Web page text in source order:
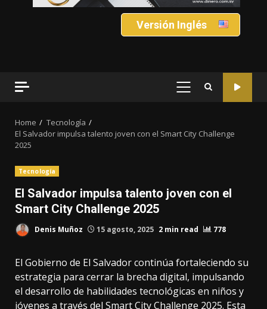
Versión Inglés
PRIMARY
Home
Tecnología
El Salvador impulsa talento joven con el Smart City Challenge
2025
Tecnología
El Salvador impulsa talento joven con el
Smart City Challenge 2025
Denis Muñoz 15 agosto, 2025 2 min read 778
El Gobierno de El Salvador continúa fortaleciendo su
estrategia para cerrar la brecha digital, impulsando
el desarrollo de habilidades tecnológicas en niños y
jóvenes a través del Smart City Challenge 2025. Esta